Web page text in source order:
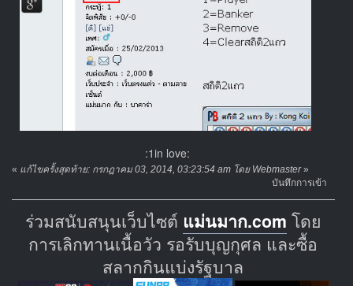
:1in love:
« แก้ไขครั้งสุดท้าย: กรกฎาคม 03, 2014, 03:23:54 am โดย Webmaster»
บันทึกการเข้า
ร่วมสนับสนุนเว็บไซต์ แม่นมาก.com โดย
การเลิกทานเนื้อวัว รอรับบุญกุศล และซื้อ
สลากกินแบ่งรัฐบาล